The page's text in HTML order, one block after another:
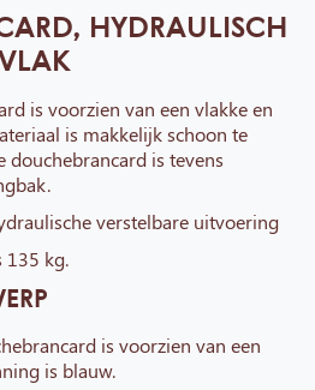
HYDRAULISCH
is voorzien van een vlakke en
is makkelijk schoon te
douchebrancard is tevens
verstelbare uitvoering
135 kg.
is voorzien van een
is blauw.